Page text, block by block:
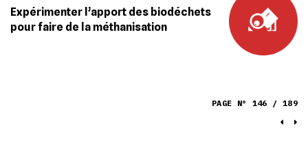
Expérimenter l’apport des biodéchets
pour faire de la méthanisation
PAGE N° 146 / 189